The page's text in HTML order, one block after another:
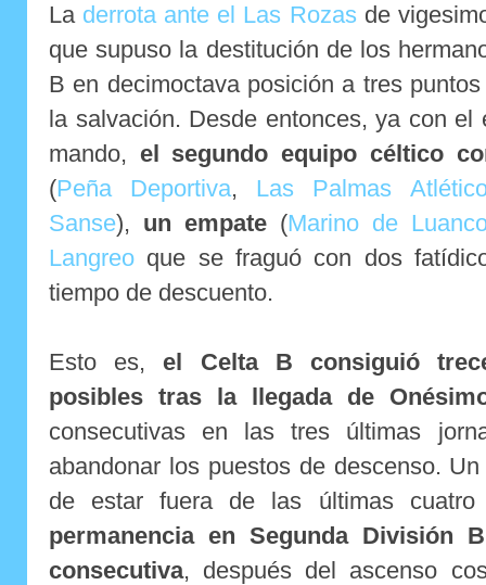
La derrota ante el Las Rozasde
que supuso la destitución de los
B en decimoctava posición a tres
la salvación. Desde entonces, ya con el
mando, el segundo equipo céltico
(Peña Deportiva, Las Palmas
Sanse), un empate (Marino de
Langreo que se fraguó con dos
tiempo de descuento.
Esto es, el Celta B consiguió
posibles tras la llegada de
consecutivas en las tres últimas
abandonar los puestos de descenso.
de estar fuera de las últimas
permanencia en Segunda División
consecutiva, después del ascenso